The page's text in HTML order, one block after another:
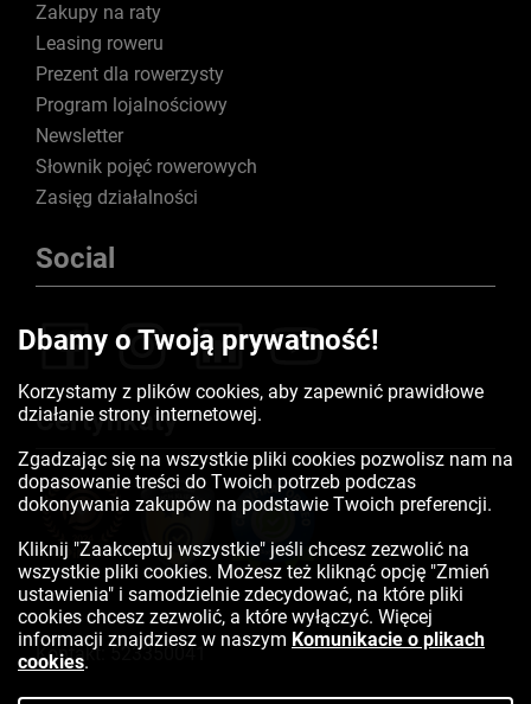
Zakupy na raty
Leasing roweru
Prezent dla rowerzysty
Program lojalnościowy
Newsletter
Słownik pojęć rowerowych
Zasięg działalności
Social
Certyfikaty
Kontakt:523350041
Dbamy o Twoją prywatność!
Korzystamy z plików cookies, aby zapewnić prawidłowe
działanie strony internetowej.
Zgadzając się na wszystkie pliki cookies pozwolisz nam na
dopasowanie treści do Twoich potrzeb podczas
dokonywania zakupów na podstawie Twoich preferencji.
Kliknij "Zaakceptuj wszystkie" jeśli chcesz zezwolić na
wszystkie pliki cookies. Możesz też kliknąć opcję "Zmień
ustawienia" i samodzielnie zdecydować, na które pliki
cookies chcesz zezwolić, a które wyłączyć. Więcej
informacji znajdziesz w naszym Komunikacie o plikach
cookies.